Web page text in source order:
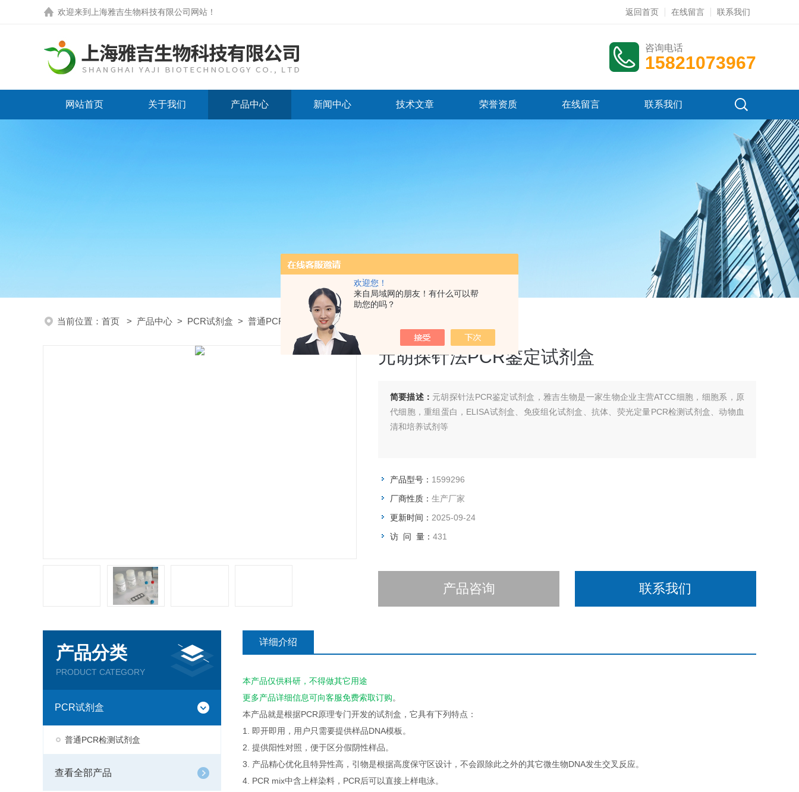
欢迎您！
来自局域网的朋友！有什么可以帮
助您的吗？
欢迎来到 上海雅吉生物科技有限公司网站 ！ 返回首页 在线留言 联系我们
咨询电话
15821073967
网站首页 关于我们 产品中心 新闻中心 技术文章 荣誉资质 在线留言 联系我们
当前位置： 首页 > 产品中心 > PCR试剂盒 > 普通PCR检测试剂盒> 1599296元胡探针法PCR鉴定试剂盒
元胡探针法PCR鉴定试剂盒
简要描述： 元胡探针法PCR鉴定试剂盒，雅吉生物是一家生物企业主营ATCC细胞，细胞系，原
代细胞，重组蛋白，ELISA试剂盒、免疫组化试剂盒、抗体、荧光定量PCR检测试剂盒、动物血
清和培养试剂等
产品型号： 1599296
厂商性质： 生产厂家
更新时间： 2025-09-24
访 问 量： 431
产品咨询 联系我们
产品分类
PRODUCT CATEGORY
PCR试剂盒
普通PCR检测试剂盒
查看全部产品
详细介绍
本产品仅供科研，不得做其它用途
更多产品详细信息可向客服免费索取订购。
本产品就是根据PCR原理专门开发的试剂盒，它具有下列特点：
1. 即开即用，用户只需要提供样品DNA模板。
2. 提供阳性对照，便于区分假阴性样品。
3. 产品精心优化且特异性高，引物是根据高度保守区设计，不会跟除此之外的其它微生物DNA发生交叉反应。
4. PCR mix中含上样染料，PCR后可以直接上样电泳。